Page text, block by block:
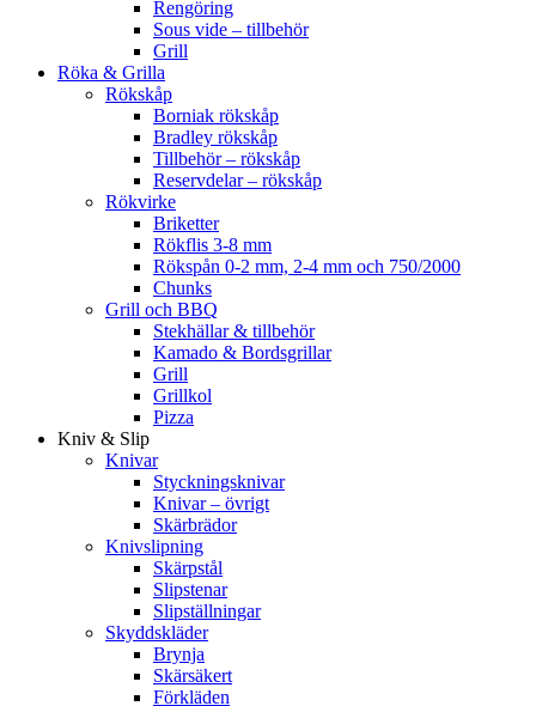
Rengöring
Sous vide – tillbehör
Grill
Röka & Grilla
Rökskåp
Borniak rökskåp
Bradley rökskåp
Tillbehör – rökskåp
Reservdelar – rökskåp
Rökvirke
Briketter
Rökflis 3-8 mm
Rökspån 0-2 mm, 2-4 mm och 750/2000
Chunks
Grill och BBQ
Stekhällar & tillbehör
Kamado & Bordsgrillar
Grill
Grillkol
Pizza
Kniv & Slip
Knivar
Styckningsknivar
Knivar – övrigt
Skärbrädor
Knivslipning
Skärpstål
Slipstenar
Slipställningar
Skyddskläder
Brynja
Skärsäkert
Förkläden